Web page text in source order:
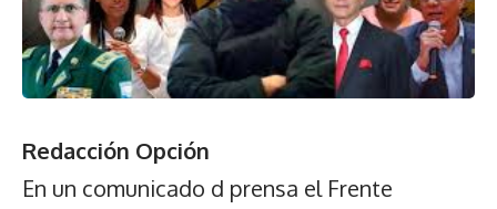
Redacción Opción
En un comunicado d prensa el Frente